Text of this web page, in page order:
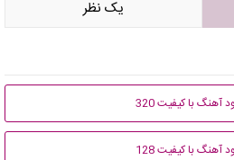
يک نظر
آهنگ با کیفیت 320
آهنگ با کیفیت 128